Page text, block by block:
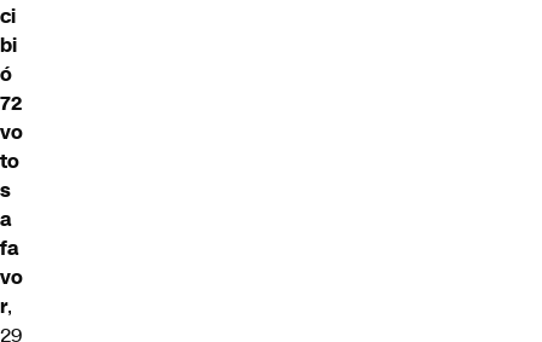
ci
bi
ó
72
vo
to
s
a
fa
vo
r,
29